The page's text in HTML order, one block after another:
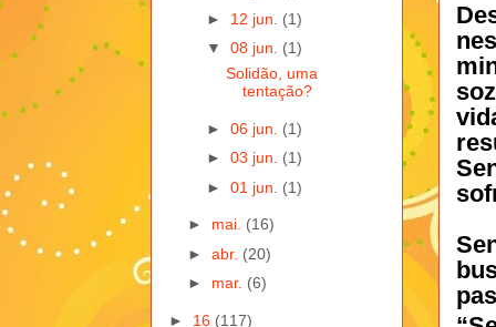
► 12 jun. (1)
▼ 08 jun. (1)
Solidão, uma
tentação?
► 06 jun. (1)
► 03 jun. (1)
► 01 jun. (1)
► mai. (16)
► abr. (20)
► mar. (6)
► 16 (117)